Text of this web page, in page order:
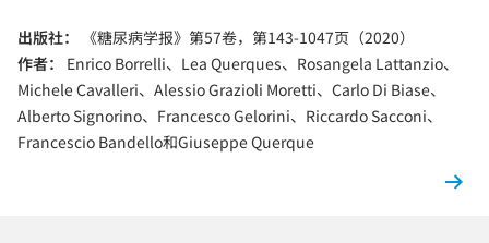
出版社：
《糖尿病学报》第57卷，第143-1047页（2020）
作者：
Enrico Borrelli、Lea Querques、Rosangela Lattanzio、
Michele Cavalleri、Alessio Grazioli Moretti、Carlo Di Biase、
Alberto Signorino、Francesco Gelorini、Riccardo Sacconi、
Francescio Bandello和Giuseppe Querque